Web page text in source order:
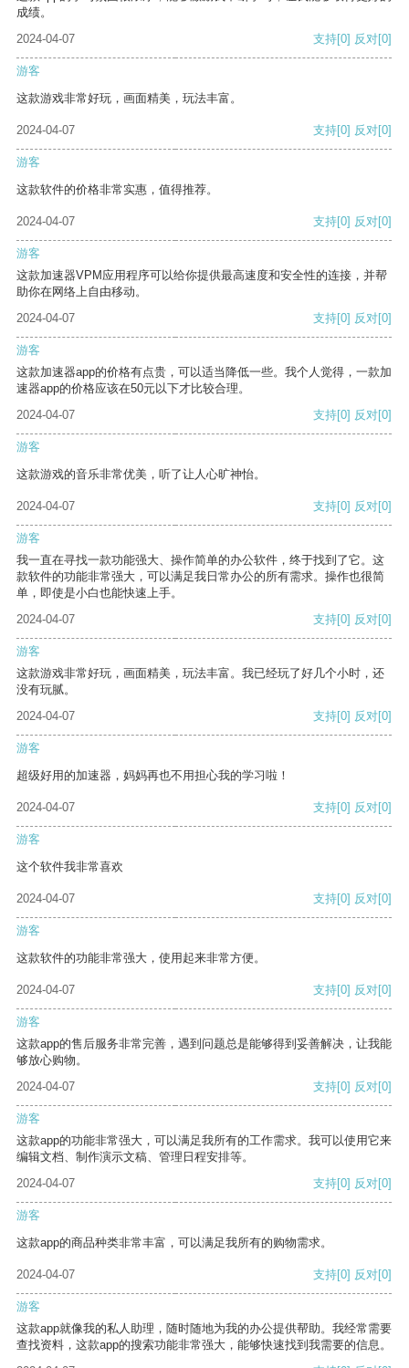
成绩。
2024-04-07
支持[0] 反对[0]
游客
这款游戏非常好玩，画面精美，玩法丰富。
2024-04-07 支持[0] 反对[0]
游客
这款软件的价格非常实惠，值得推荐。
2024-04-07 支持[0] 反对[0]
游客
这款加速器VPM应用程序可以给你提供最高速度和安全性的连接，并帮
助你在网络上自由移动。
2024-04-07
支持[0] 反对[0]
游客
这款加速器app的价格有点贵，可以适当降低一些。我个人觉得，一款加
速器app的价格应该在50元以下才比较合理。
2024-04-07
支持[0] 反对[0]
游客
这款游戏的音乐非常优美，听了让人心旷神怡。
2024-04-07 支持[0] 反对[0]
游客
我一直在寻找一款功能强大、操作简单的办公软件，终于找到了它。这
款软件的功能非常强大，可以满足我日常办公的所有需求。操作也很简
单，即使是小白也能快速上手。
2024-04-07
支持[0] 反对[0]
游客
这款游戏非常好玩，画面精美，玩法丰富。我已经玩了好几个小时，还
没有玩腻。
2024-04-07
支持[0] 反对[0]
游客
超级好用的加速器，妈妈再也不用担心我的学习啦！
2024-04-07 支持[0] 反对[0]
游客
这个软件我非常喜欢
2024-04-07 支持[0] 反对[0]
游客
这款软件的功能非常强大，使用起来非常方便。
2024-04-07 支持[0] 反对[0]
游客
这款app的售后服务非常完善，遇到问题总是能够得到妥善解决，让我能
够放心购物。
2024-04-07
支持[0] 反对[0]
游客
这款app的功能非常强大，可以满足我所有的工作需求。我可以使用它来
编辑文档、制作演示文稿、管理日程安排等。
2024-04-07
支持[0] 反对[0]
游客
这款app的商品种类非常丰富，可以满足我所有的购物需求。
2024-04-07 支持[0] 反对[0]
游客
这款app就像我的私人助理，随时随地为我的办公提供帮助。我经常需要
查找资料，这款app的搜索功能非常强大，能够快速找到我需要的信息。